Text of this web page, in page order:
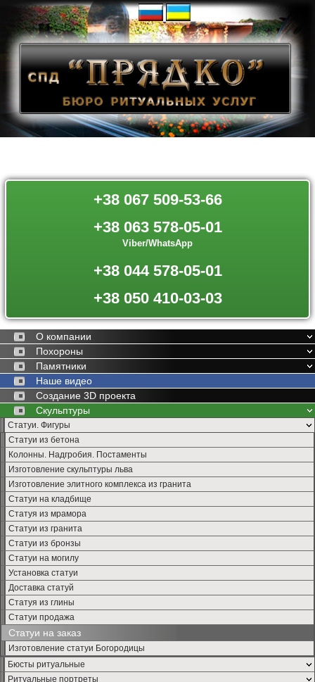
+38 067 509-53-66
+38 063 578-05-01
Viber/WhatsApp
+38 044 578-05-01
+38 050 410-03-03
О компании
Похороны
Памятники
Наше видео
Создание 3D проекта
Скульптуры
Статуи. Фигуры
Статуи из бетона
Колонны. Надгробия. Постаменты
Изготовление скульптуры льва
Изготовление элитного комплекса из гранита
Статуи на кладбище
Статуя из мрамора
Статуи из гранита
Статуи из бронзы
Статуи на могилу
Установка статуи
Доставка статуй
Статуя из глины
Статуи продажа
Статуи на заказ
Изготовление статуи Богородицы
Бюсты ритуальные
Ритуальные портреты